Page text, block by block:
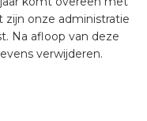
zijn onze administratie
Na afloop van deze
verwijderen.